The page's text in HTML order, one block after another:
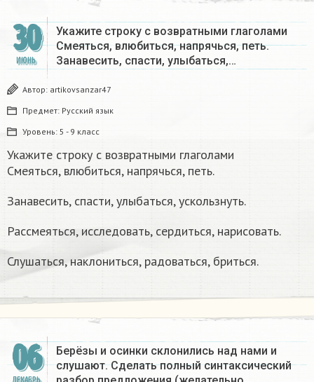
30
ИЮНЬ
Укажите строку с возвратными глаголами
Смеяться, влюбиться, напрячься, петь.
Занавесить, спасти, улыбаться,…
Автор: artikovsanzar47
Предмет: Русский язык
Уровень: 5 - 9 класс
Укажите строку с возвратными глаголами
Смеяться, влюбиться, напрячься, петь.
Занавесить, спасти, улыбаться, ускользнуть.
Рассмеяться, исследовать, сердиться, нарисовать.
Слушаться, наклониться, радоваться, бриться.​
06
Берёзы и осинки склонились над нами и
слушают. Сделать полный синтаксический